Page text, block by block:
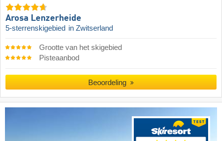
Arosa Lenzerheide
5-sterrenskigebied in Zwitserland
Grootte van het skigebied
Pisteaanbod
Beoordeling